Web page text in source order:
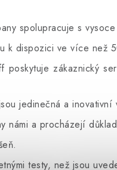
spolupracuje s vysoce
k dispozici ve více než
poskytujezákaznický
jedinečná a inovativní
námi a procházejí
testy, než jsou